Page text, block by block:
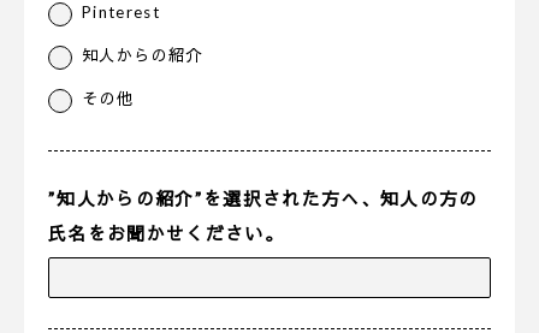
Pinterest
知人からの紹介
その他
”知人からの紹介”を選択された方へ、知人の方の
氏名をお聞かせください。